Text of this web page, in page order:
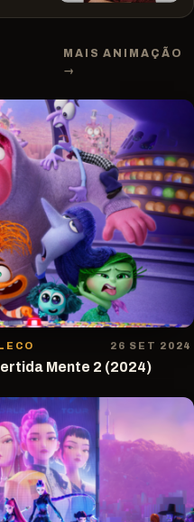
MAIS ANIMAÇÃO
→
26 SET 2024
Mente 2 (2024)